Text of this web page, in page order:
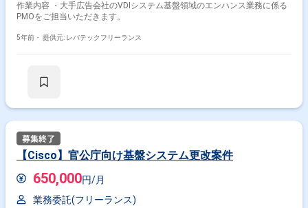
作業内容 ・大手広告会社のVDIシステム基盤領域のエンハンス業務に係る
PMOをご担当いただきます。
5年前・ 提供元: レバテックフリーランス
【Cisco】官公庁向け基盤システム更改案件
650,000円/月
業務委託(フリーランス)